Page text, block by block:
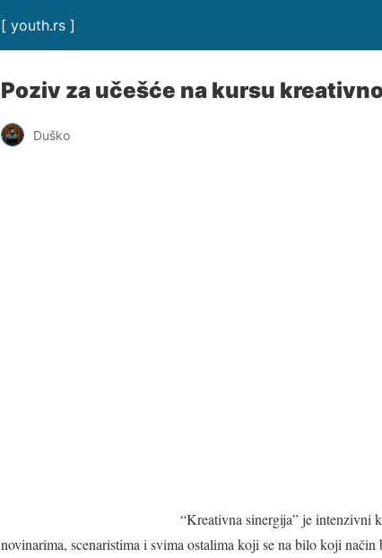
[ youth.rs ]
Poziv za učešće na kursu
Duško
“Kreativna sinergija” je intenzivni
novinarima, scenaristima i svima ostalima koji se na bilo koji